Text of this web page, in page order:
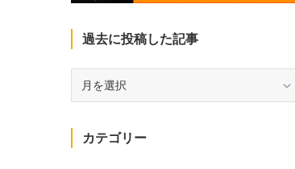
過去に投稿した記事
投
稿
カテゴリー